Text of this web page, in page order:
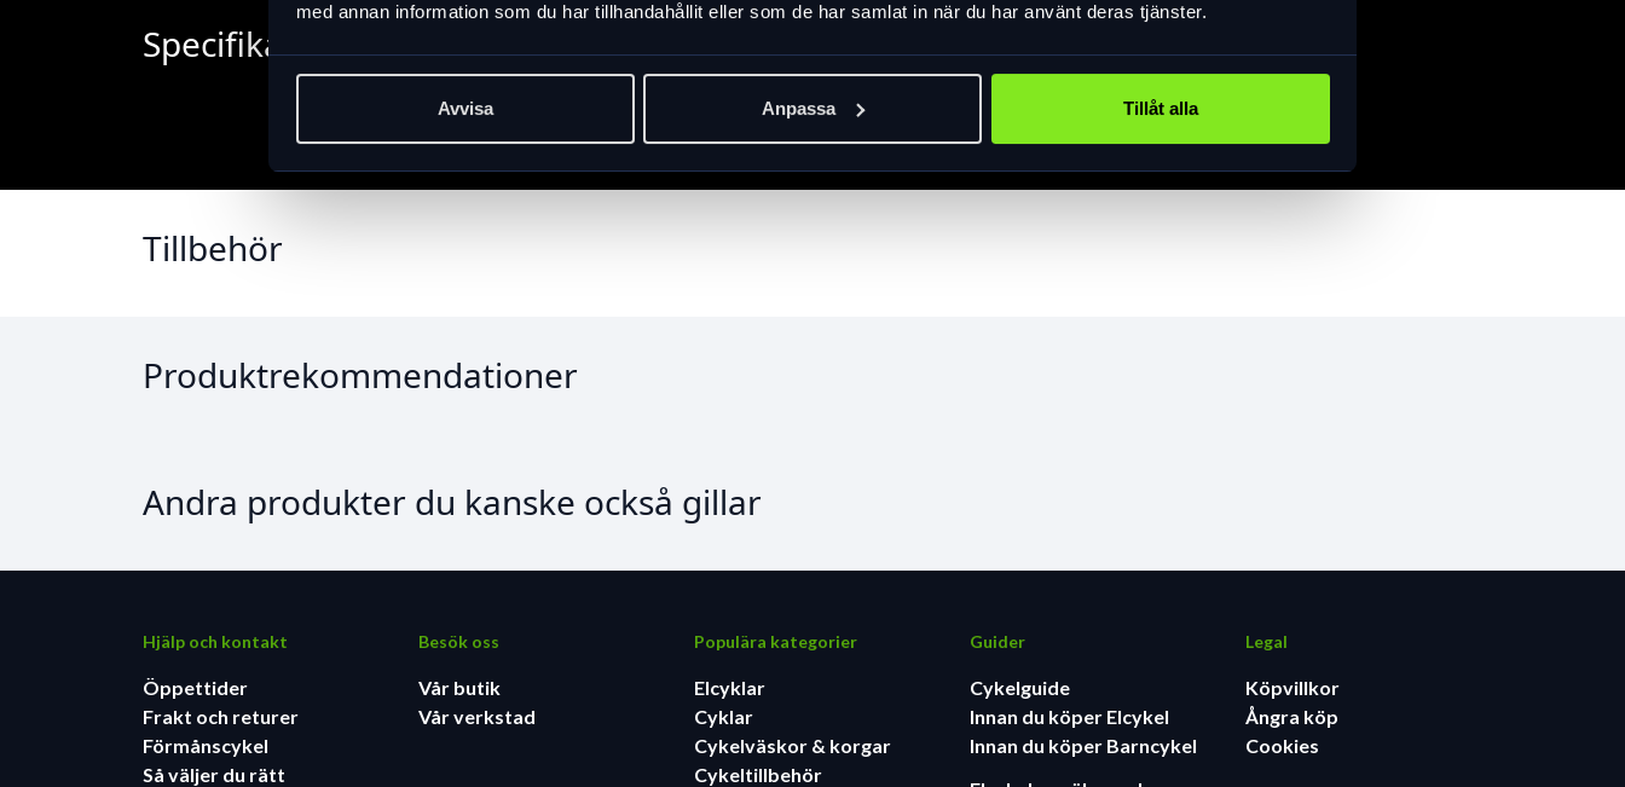
med annan information som du har tillhandahållit eller som de har samlat in när du har använt deras tjänster.
Avvisa Anpassa Tillåt alla
Specifikation
Tillbehör
Produktrekommendationer
Andra produkter du kanske också gillar
Hjälp och kontakt
Öppettider
Frakt och returer
Förmånscykel
Så väljer du rätt
Besök oss
Vår butik
Vår verkstad
Populära kategorier
Elcyklar
Cyklar
Cykelväskor & korgar
Cykeltillbehör
Guider
Cykelguide
Innan du köper Elcykel
Innan du köper Barncykel
Legal
Köpvillkor
Ångra köp
Cookies